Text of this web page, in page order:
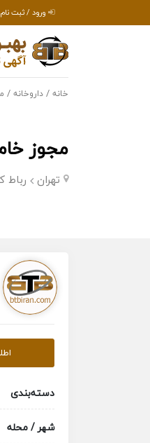
ورود / ثبت نام
خانه / داروخانه /
مجوز
تهران رباط
دسته‌بندی
شهر / محله